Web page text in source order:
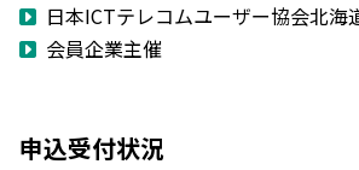
日本ICTテレコムユーザー協会北海
会員企業主催
申込受付状況